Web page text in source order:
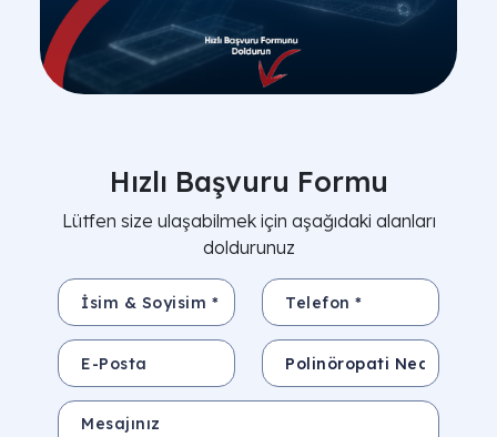
Hızlı Başvuru Formu
Lütfen size ulaşabilmek için aşağıdaki alanları
doldurunuz
İsim & Soyisim * Telefon *
E-Posta Konu
Mesajınız